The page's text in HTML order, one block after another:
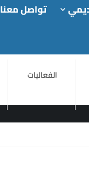
تواصل معنا
الفعاليات